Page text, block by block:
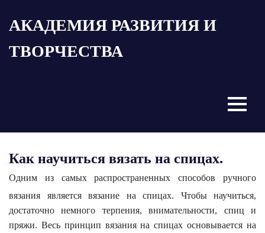
АКАДЕМИЯ РАЗВИТИЯ И
ТВОРЧЕСТВА
Menu
Как научиться вязать на спицах.
Одним из самых распространенных способов ручного
вязания является вязание на спицах. Чтобы научиться,
достаточно немного терпения, внимательности, спиц и
пряжи. Весь принцип вязания на спицах основывается на